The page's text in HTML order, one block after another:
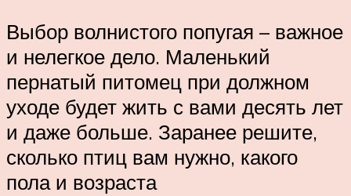
Выбор волнистого попугая – важное
и нелегкое дело. Маленький
пернатый питомец при должном
уходе будет жить с вами десять лет
и даже больше. Заранее решите,
сколько птиц вам нужно, какого
пола и возраста